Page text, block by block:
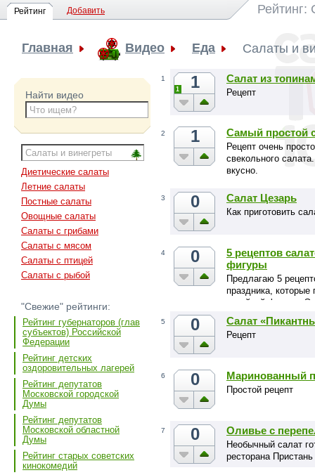
Рейтинг Добавить Рейтинг:
Главная Видео Еда Салаты и
Найти видео
Диетические салаты
Летние салаты
Постные салаты
Овощные салаты
Салаты с грибами
Салаты с мясом
Салаты с птицей
Салаты с рыбой
"Свежие" рейтинги:
Рейтинг губернаторов (глав
субъектов) Российской
Федерации
Рейтинг детских
оздоровительных лагерей
Рейтинг депутатов
Московской городской
Думы
Рейтинг депутатов
Московской областной
Думы
Рейтинг старых советских
кинокомедий
1 1
1
Салат из
Рецепт
2 1 Самый простой
Рецепт очень
свекольного
вкусно.
3 0 Салат Цезарь
Как приготовить
4 0
5 рецептов
фигуры
Предлагаю 5
праздника, которые
стройной фигуре.
5 0 Салат
Рецепт
6 0 Маринованный
Простой рецепт
7 0 Оливье с
Необычный салат
ресторана